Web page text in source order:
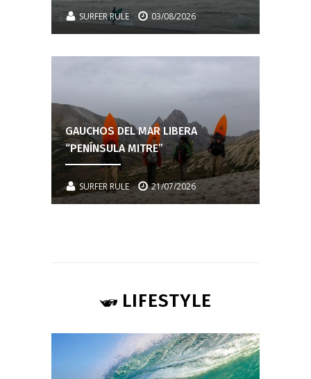
SURFER RULE 03/08/2026
GAUCHOS DEL MAR LIBERA
“PENÍNSULA MITRE”
SURFER RULE 21/07/2026
LIFESTYLE